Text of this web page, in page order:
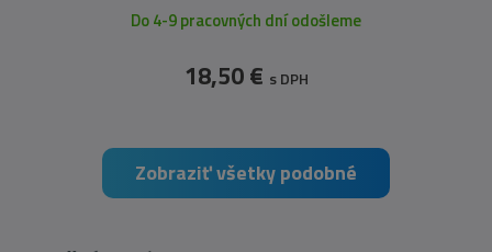
Do 4-9 pracovných dní odošleme
18,50 € s DPH
Zobraziť všetky podobné